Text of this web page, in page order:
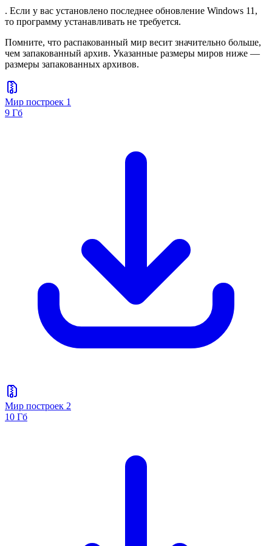
. Если у вас установлено последнее обновление Windows 11,
то программу устанавливать не требуется.
Помните, что распакованный мир весит значительно больше,
чем запакованный архив. Указанные размеры миров ниже —
размеры запакованных архивов.
Мир построек 1
9 Гб
Мир построек 2
10 Гб